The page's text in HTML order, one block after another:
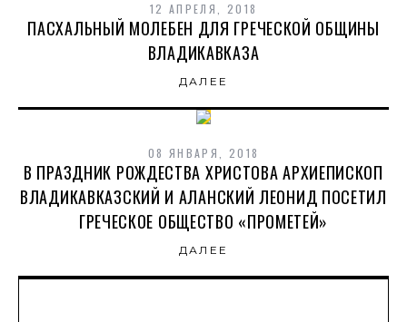
12 АПРЕЛЯ, 2018
ПАСХАЛЬНЫЙ МОЛЕБЕН ДЛЯ ГРЕЧЕСКОЙ ОБЩИНЫ
ВЛАДИКАВКАЗА
ДАЛЕЕ
08 ЯНВАРЯ, 2018
В ПРАЗДНИК РОЖДЕСТВА ХРИСТОВА АРХИЕПИСКОП
ВЛАДИКАВКАЗСКИЙ И АЛАНСКИЙ ЛЕОНИД ПОСЕТИЛ
ГРЕЧЕСКОЕ ОБЩЕСТВО «ПРОМЕТЕЙ»
ДАЛЕЕ